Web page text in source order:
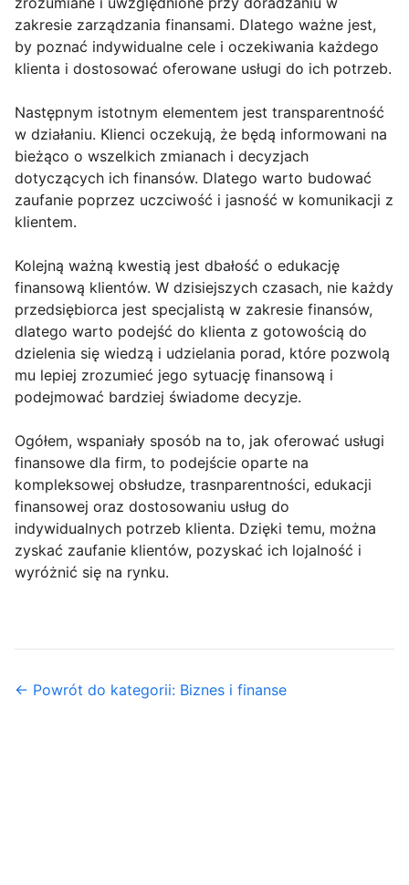
zakresie zarządzania finansami. Dlatego ważne jest,
by poznać indywidualne cele i oczekiwania każdego
klienta i dostosować oferowane usługi do ich potrzeb.
Następnym istotnym elementem jest transparentność
w działaniu. Klienci oczekują, że będą informowani na
bieżąco o wszelkich zmianach i decyzjach
dotyczących ich finansów. Dlatego warto budować
zaufanie poprzez uczciwość i jasność w komunikacji z
klientem.
Kolejną ważną kwestią jest dbałość o edukację
finansową klientów. W dzisiejszych czasach, nie każdy
przedsiębiorca jest specjalistą w zakresie finansów,
dlatego warto podejść do klienta z gotowością do
dzielenia się wiedzą i udzielania porad, które pozwolą
mu lepiej zrozumieć jego sytuację finansową i
podejmować bardziej świadome decyzje.
Ogółem, wspaniały sposób na to, jak oferować usługi
finansowe dla firm, to podejście oparte na
kompleksowej obsłudze, trasnparentności, edukacji
finansowej oraz dostosowaniu usług do
indywidualnych potrzeb klienta. Dzięki temu, można
zyskać zaufanie klientów, pozyskać ich lojalność i
wyróżnić się na rynku.
← Powrót do kategorii: Biznes i finanse